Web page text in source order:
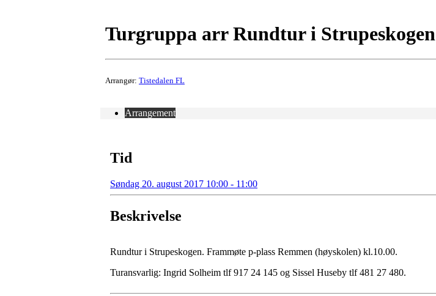
Turgruppa arr Rundtur i Strupeskogen
Arrangør: Tistedalen FL
Arrangement
Tid
Søndag 20. august 2017 10:00 - 11:00
Beskrivelse
Rundtur i Strupeskogen. Frammøte p-plass Remmen (høyskolen) kl.10.00.
Turansvarlig: Ingrid Solheim tlf 917 24 145 og Sissel Huseby tlf 481 27 480.